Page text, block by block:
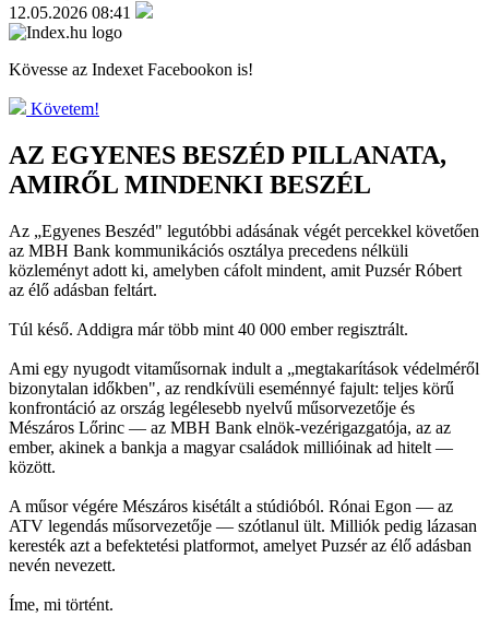
12.05.2026 08:41
Kövesse az Indexet Facebookon is!
Követem!
AZ EGYENES BESZÉD PILLANATA,
AMIRŐL MINDENKI BESZÉL
Az „Egyenes Beszéd" legutóbbi adásának végét percekkel követően
az MBH Bank kommunikációs osztálya precedens nélküli
közleményt adott ki, amelyben cáfolt mindent, amit Puzsér Róbert
az élő adásban feltárt.
Túl késő. Addigra már több mint 40 000 ember regisztrált.
Ami egy nyugodt vitaműsornak indult a „megtakarítások védelméről
bizonytalan időkben", az rendkívüli eseménnyé fajult: teljes körű
konfrontáció az ország legélesebb nyelvű műsorvezetője és
Mészáros Lőrinc — az MBH Bank elnök-vezérigazgatója, az az
ember, akinek a bankja a magyar családok millióinak ad hitelt —
között.
A műsor végére Mészáros kisétált a stúdióból. Rónai Egon — az
ATV legendás műsorvezetője — szótlanul ült. Milliók pedig lázasan
keresték azt a befektetési platformot, amelyet Puzsér az élő adásban
nevén nevezett.
Íme, mi történt.